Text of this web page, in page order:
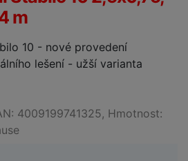
m
10 - nové provedení
lešení - užší varianta
4009199741325, Hmotnost: